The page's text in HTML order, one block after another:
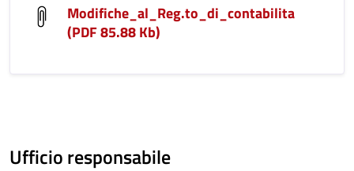
Modifiche_al_Reg.to_di_contabilita
(PDF 85.88 Kb)
Ufficio responsabile